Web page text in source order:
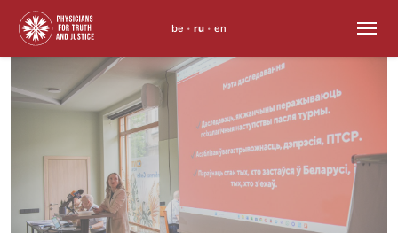
to
content
be • ru • en